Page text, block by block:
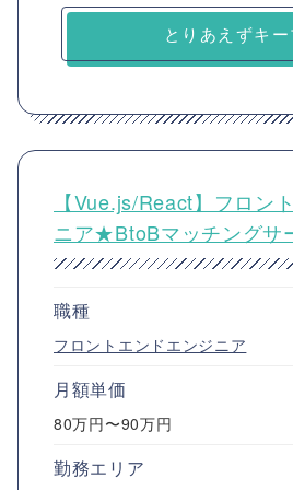
とりあえずキー
【Vue.js/React】フロン
ニア★BtoBマッチングサ
職種
フロントエンドエンジニア
月額単価
80万円〜90万円
勤務エリア